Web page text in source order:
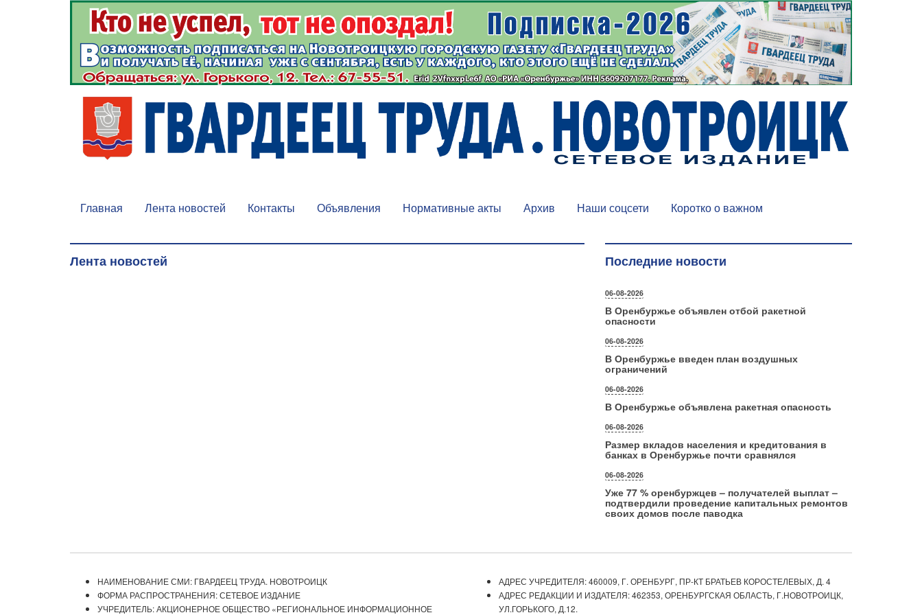
Главная Лента новостей Контакты Объявления Нормативные акты Архив Наши соцсети Коротко о важном
Лента новостей Последние новости
06-08-2026
В Оренбуржье объявлен отбой ракетной
опасности
06-08-2026
В Оренбуржье введен план воздушных
ограничений
06-08-2026
В Оренбуржье объявлена ракетная опасность
06-08-2026
Размер вкладов населения и кредитования в
банках в Оренбуржье почти сравнялся
06-08-2026
Уже 77 % оренбуржцев – получателей выплат –
подтвердили проведение капитальных ремонтов
своих домов после паводка
НАИМЕНОВАНИЕ СМИ: ГВАРДЕЕЦ ТРУДА. НОВОТРОИЦК
ФОРМА РАСПРОСТРАНЕНИЯ: СЕТЕВОЕ ИЗДАНИЕ
УЧРЕДИТЕЛЬ: АКЦИОНЕРНОЕ ОБЩЕСТВО «РЕГИОНАЛЬНОЕ ИНФОРМАЦИОННОЕ
АДРЕС УЧРЕДИТЕЛЯ: 460009, Г. ОРЕНБУРГ, ПР-КТ БРАТЬЕВ КОРОСТЕЛЕВЫХ, Д. 4
АДРЕС РЕДАКЦИИ И ИЗДАТЕЛЯ: 462353, ОРЕНБУРГСКАЯ ОБЛАСТЬ, Г.НОВОТРОИЦК,
УЛ.ГОРЬКОГО, Д.12.